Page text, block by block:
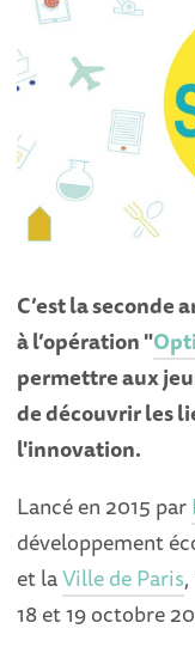
C’est la seconde
à l’opération "
permettre aux
de découvrir les
l'innovation.
Lancé en 2015 par
développement
et laVille de Paris
18 et 19 octobre